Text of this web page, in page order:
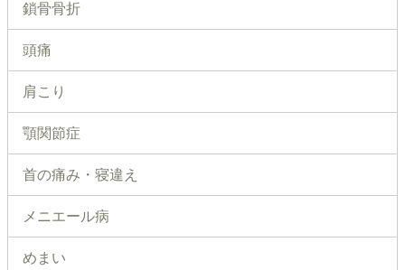
鎖骨骨折
頭痛
肩こり
顎関節症
首の痛み・寝違え
メニエール病
めまい